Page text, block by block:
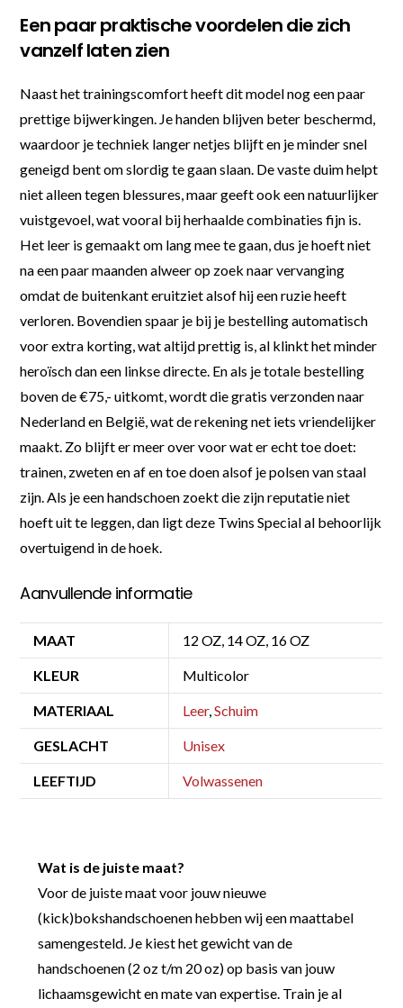
Een paar praktische voordelen die zich
vanzelf laten zien
Naast het trainingscomfort heeft dit model nog een paar
prettige bijwerkingen. Je handen blijven beter beschermd,
waardoor je techniek langer netjes blijft en je minder snel
geneigd bent om slordig te gaan slaan. De vaste duim helpt
niet alleen tegen blessures, maar geeft ook een natuurlijker
vuistgevoel, wat vooral bij herhaalde combinaties fijn is.
Het leer is gemaakt om lang mee te gaan, dus je hoeft niet
na een paar maanden alweer op zoek naar vervanging
omdat de buitenkant eruitziet alsof hij een ruzie heeft
verloren. Bovendien spaar je bij je bestelling automatisch
voor extra korting, wat altijd prettig is, al klinkt het minder
heroïsch dan een linkse directe. En als je totale bestelling
boven de €75,- uitkomt, wordt die gratis verzonden naar
Nederland en België, wat de rekening net iets vriendelijker
maakt. Zo blijft er meer over voor wat er echt toe doet:
trainen, zweten en af en toe doen alsof je polsen van staal
zijn. Als je een handschoen zoekt die zijn reputatie niet
hoeft uit te leggen, dan ligt deze Twins Special al behoorlijk
overtuigend in de hoek.
Aanvullende informatie
MAAT 12 OZ, 14 OZ, 16 OZ
KLEUR Multicolor
MATERIAAL Leer,Schuim
GESLACHT Unisex
LEEFTIJD Volwassenen
Wat is de juiste maat?
Voor de juiste maat voor jouw nieuwe
(kick)bokshandschoenen hebben wij een maattabel
samengesteld. Je kiest het gewicht van de
handschoenen (2 oz t/m 20 oz) op basis van jouw
lichaamsgewicht en mate van expertise. Train je al